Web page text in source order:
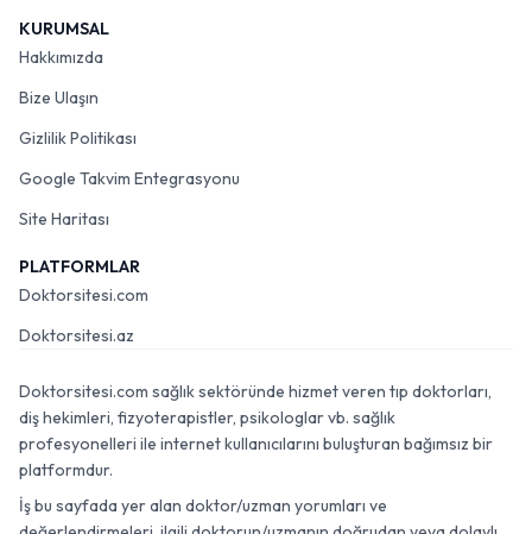
KURUMSAL
Hakkımızda
Bize Ulaşın
Gizlilik Politikası
Google Takvim Entegrasyonu
Site Haritası
PLATFORMLAR
Doktorsitesi.com
Doktorsitesi.az
Doktorsitesi.com sağlık sektöründe hizmet veren tıp doktorları,
diş hekimleri, fizyoterapistler, psikologlar vb. sağlık
profesyonelleri ile internet kullanıcılarını buluşturan bağımsız bir
platformdur.
İş bu sayfada yer alan doktor/uzman yorumları ve